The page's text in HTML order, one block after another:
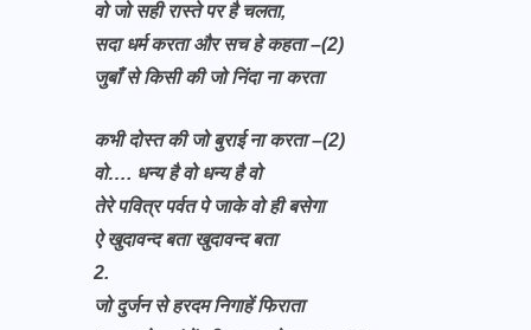
वो जो सही रास्ते पर है चलता,
सदा धर्म करता और सच हे कहता –(2)
जुबाँ से किसी की जो निंदा ना करता
कभी दोस्त की जो बुराई ना करता –(2)
वो…. धन्य है वो धन्य है वो
तेरे पवित्र पर्वत पे जाके वो ही बसेगा
ऐ खुदावन्द बता खुदावन्द बता
2.
जो दुर्जन से हरदम निगाहें फिराता